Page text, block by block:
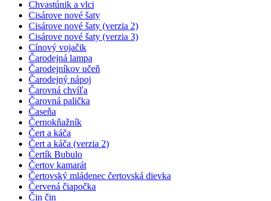
Chvastúnik a vlci
Cisárove nové šaty
Cisárove nové šaty (verzia 2)
Cisárove nové šaty (verzia 3)
Cínový vojačik
Čarodejná lampa
Čarodejníkov učeň
Čarodejný nápoj
Čarovná chvíľa
Čarovná palička
Časeňa
Černokňažník
Čert a káča
Čert a káča (verzia 2)
Čertík Bubulo
Čertov kamarát
Čertovský mládenec čertovská dievka
Červená čiapočka
Čin čin